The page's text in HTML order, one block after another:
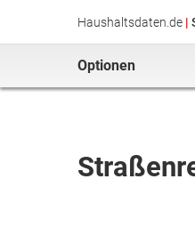
Haushaltsdaten.de |
Optionen